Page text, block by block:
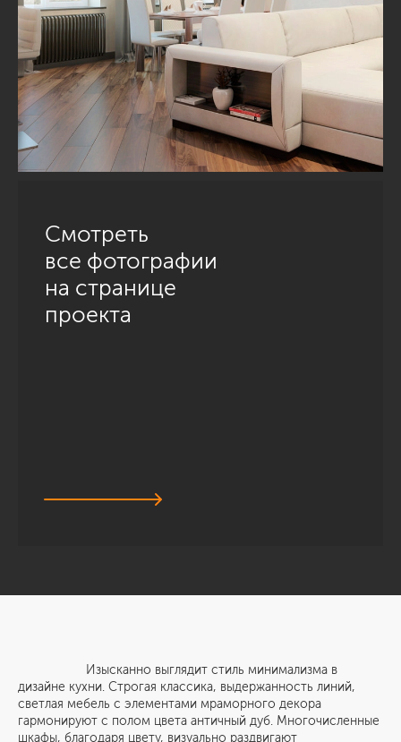
Смотреть
все фотографии
на странице
проекта
Изысканно выглядит стиль минимализма в
дизайне кухни. Строгая классика, выдержанность линий,
светлая мебель с элементами мраморного декора
гармонируют с полом цвета античный дуб. Многочисленные
шкафы, благодаря цвету, визуально раздвигают